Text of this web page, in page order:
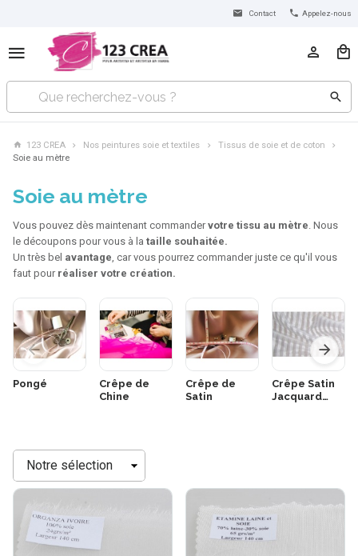
Contact Appelez-nous
123 CREA Nos peintures soie et textiles
Tissus de soie et de coton
Soie au mètre
Soie au mètre
Vous pouvez dès maintenant commandervotre tissu au mètre. Nous
le découpons pour vous à la taille souhaitée.
Un très bel avantage, car vous pourrez commander juste ce qu'il vous
faut pour réaliser votre création.
Pongé
Crêpe de
Chine
Crêpe de
Satin
Crêpe Satin
Jacquard
Trier